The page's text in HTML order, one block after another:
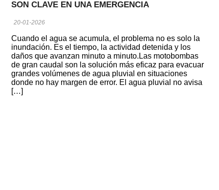
SON CLAVE EN UNA EMERGENCIA
20-01-2026
Cuando el agua se acumula, el problema no es solo la
inundación. Es el tiempo, la actividad detenida y los
daños que avanzan minuto a minuto.Las motobombas
de gran caudal son la solución más eficaz para evacuar
grandes volúmenes de agua pluvial en situaciones
donde no hay margen de error. El agua pluvial no avisa
[…]